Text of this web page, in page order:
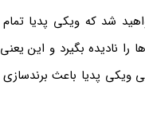
شد که ویکی پدیا
نادیده بگیرد و این
ویکی پدیا باعث